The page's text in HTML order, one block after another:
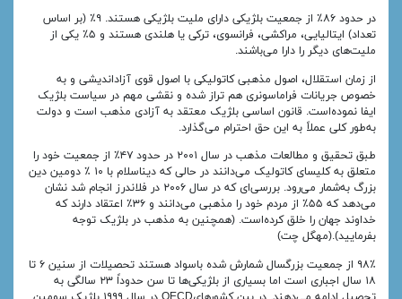
در حدود ۸۶٪ از جمعیت بلژیکی دارای ملیت بلژیکی هستند. ۹٪ (بر اساس
تعداد) ایتالیایی، مراکشی، فرانسوی، ترکی یا هلندی هستند و ۵٪ یکی از
ملیت‌های دیگر را دارا می‌باشند.
از زمان استقلال، اصول مذهبی کاتولیکی با اصول قوی آزاداندیشی و به
خصوص جریانات فراماسونری هم تراز شده و نقشی مهم در سیاست بلژیک
ایفا نموده‌است. قانون اساسی بلژیک معتقد به آزادی مذهب است و دولت
به‌طور کلی عملاً به این حق احترام می‌گذارد.
طبق تحقیق و مطالعات مذهب در سال ۲۰۰۱ در حدود ۴۷٪ از جمعیت خود را
متعلق به کلیسای کاتولیک می‌دانند در حالی که دیناسلام با ۱۰ ٪ دومین دین
بزرگ به‌شمار می‌رود. بررسی‌ای که در سال ۲۰۰۶ در فلاندرز انجام شد نشان
می‌دهد که ۵۵٪ از مردم خود را مذهبی می‌دانند و ۳۶٪ اعتقاد دارند که
خداوند جهان را خلق کرده‌است. (همچنین به مذهب در بلژیک توجه
بفرمایید).(مهگل چت)
۹۸٪ از جمعیت بزرگسال شمارش شده باسواد هستند تحصیلات از سنین ۶ تا
۱۸ سال اجباری است اما بسیاری از بلژیکی‌ها تا سن حدوداً ۲۳ سالگی به